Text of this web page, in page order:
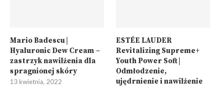
Mario Badescu |
Hyaluronic Dew Cream –
zastrzyk nawilżenia dla
spragnionej skóry
13 kwietnia, 2022
ESTÉE LAUDER
Revitalizing Supreme+
Youth Power Soft |
Odmłodzenie,
ujędrnienie i nawilżenie